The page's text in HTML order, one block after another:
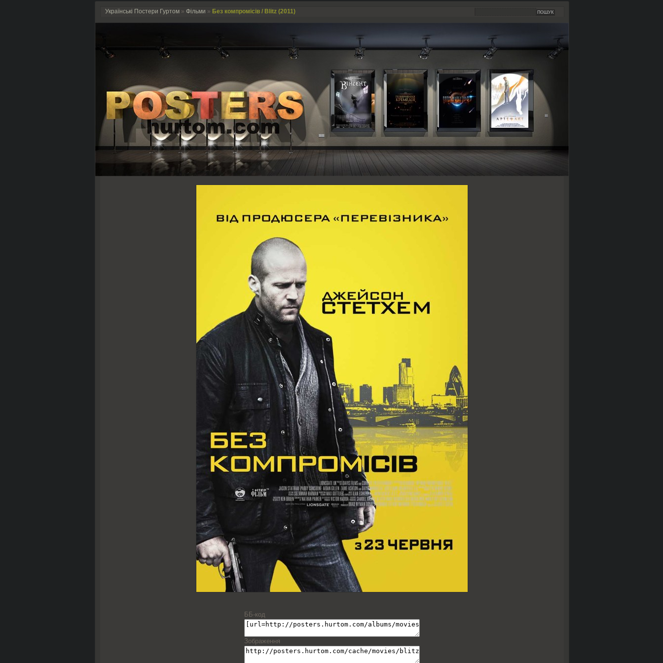
Українські Постери Гуртом » Фільми » Без компромісів / Blitz (2011)
ББ-код
Зображення